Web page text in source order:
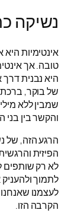
נשיקה
אינטימיות
טובה. אך
היא נבנית
של בוקר, ברכת
שמבין ללא
והקשר בין בני
הרגע הזה, של
הפיזית
לא רק שותפים
לתמוך
לעצמנו שאנחנו
הקרבה הזו.